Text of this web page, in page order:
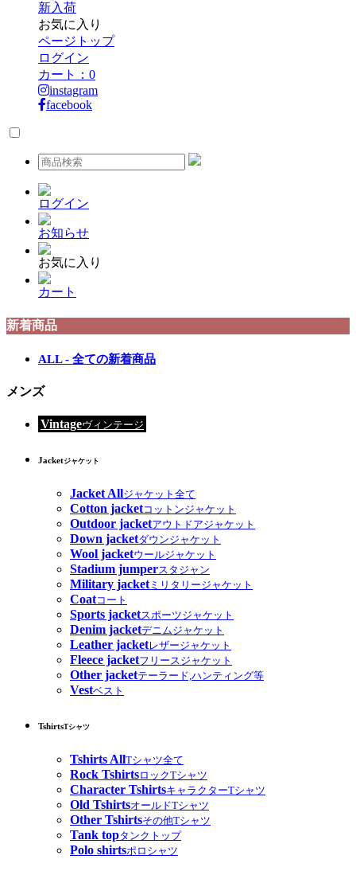
新入荷
お気に入り
ページトップ
ログイン
カート： 0
instagram
facebook
ログイン
お知らせ
お気に入り
カート
新着商品
ALL - 全ての新着商品
メンズ
Vintageヴィンテージ
Jacketジャケット
Jacket Allジャケット全て
Cotton jacketコットンジャケット
Outdoor jacketアウトドアジャケット
Down jacketダウンジャケット
Wool jacketウールジャケット
Stadium jumperスタジャン
Military jacketミリタリージャケット
Coatコート
Sports jacketスポーツジャケット
Denim jacketデニムジャケット
Leather jacketレザージャケット
Fleece jacketフリースジャケット
Other jacketテーラード,ハンティング等
Vestベスト
TshirtsTシャツ
Tshirts AllTシャツ全て
Rock TshirtsロックTシャツ
Character TshirtsキャラクターTシャツ
Old TshirtsオールドTシャツ
Other Tshirtsその他Tシャツ
Tank topタンクトップ
Polo shirtsポロシャツ